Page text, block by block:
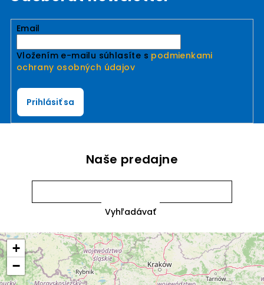
Email
Vložením e-mailu súhlasíte s podmienkami
ochrany osobných údajov
Prihlásiť sa
Naše predajne
+
−